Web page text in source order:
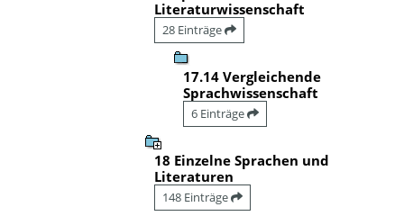
Literaturwissenschaft
28 Einträge
17.14 Vergleichende
Sprachwissenschaft
6 Einträge
18 Einzelne Sprachen und
Literaturen
148 Einträge